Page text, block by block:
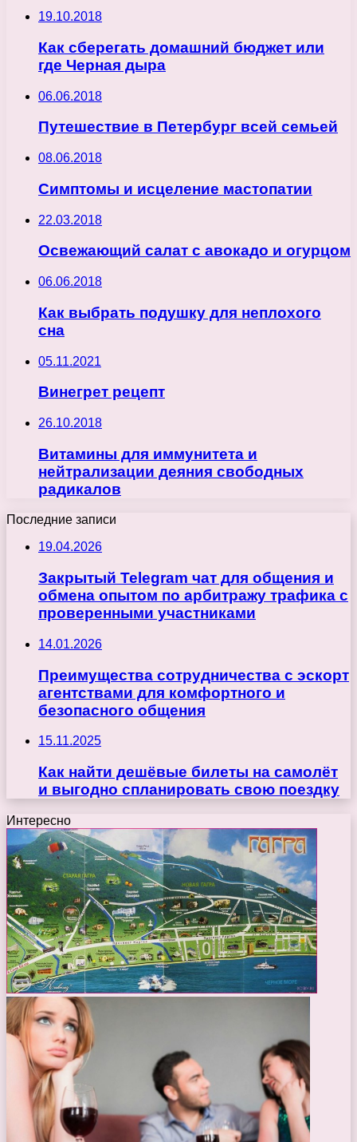
19.10.2018
Как сберегать домашний бюджет или
где Черная дыра
06.06.2018
Путешествие в Петербург всей семьей
08.06.2018
Симптомы и исцеление мастопатии
22.03.2018
Освежающий салат с авокадо и огурцом
06.06.2018
Как выбрать подушку для неплохого
сна
05.11.2021
Винегрет рецепт
26.10.2018
Витамины для иммунитета и
нейтрализации деяния свободных
радикалов
Последние записи
19.04.2026
Закрытый Telegram чат для общения и
обмена опытом по арбитражу трафика с
проверенными участниками
14.01.2026
Преимущества сотрудничества с эскорт
агентствами для комфортного и
безопасного общения
15.11.2025
Как найти дешёвые билеты на самолёт
и выгодно спланировать свою поездку
Интересно